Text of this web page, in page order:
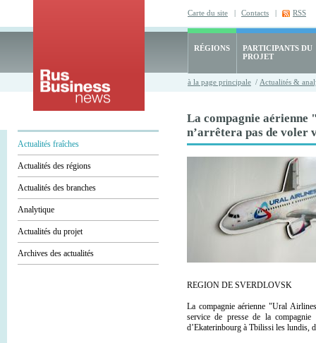
Carte du site | Contacts | RSS
RÉGIONS
PARTICIPANTS DU
PROJET
à la page principale / Actualités &
Actualités fraîches
Actualités des régions
Actualités des branches
Analytique
Actualités du projet
Archives des actualités
La compagnie
n’arrêtera pas de voler
REGION DE SVERDLOVSK
La compagnie aérienne "Ural
service de presse de la
d’Ekaterinbourg à Tbilissi les lundis,